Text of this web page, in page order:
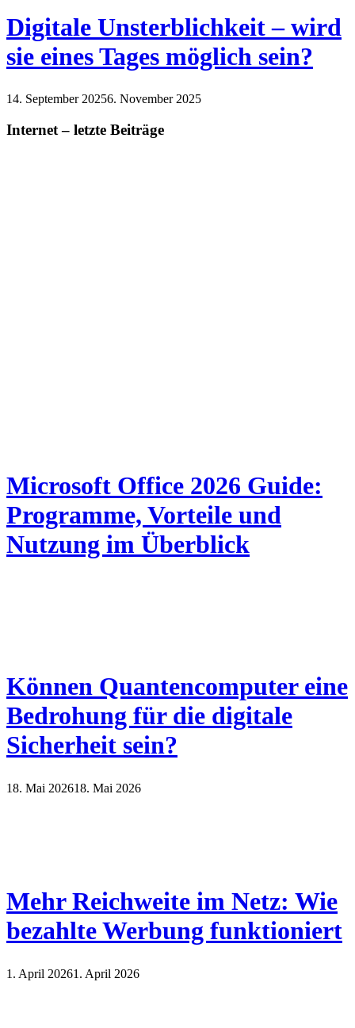
Digitale Unsterblichkeit – wird
sie eines Tages möglich sein?
14. September 20256. November 2025
Internet – letzte Beiträge
Microsoft Office 2026 Guide:
Programme, Vorteile und
Nutzung im Überblick
Können Quantencomputer eine
Bedrohung für die digitale
Sicherheit sein?
18. Mai 202618. Mai 2026
Mehr Reichweite im Netz: Wie
bezahlte Werbung funktioniert
1. April 20261. April 2026